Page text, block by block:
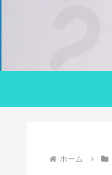
ホーム